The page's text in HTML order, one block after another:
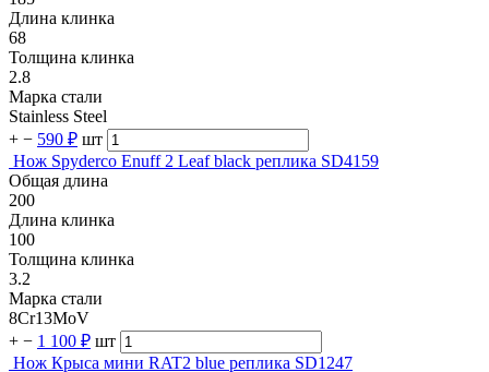
Длина клинка
68
Толщина клинка
2.8
Марка стали
Stainless Steel
+ − 590 ₽ шт
Нож Spyderco Enuff 2 Leaf black реплика SD4159
Общая длина
200
Длина клинка
100
Толщина клинка
3.2
Марка стали
8Cr13MoV
+ − 1 100 ₽ шт
Нож Крыса мини RAT2 blue реплика SD1247